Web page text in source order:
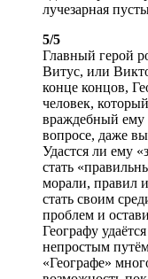
лучезарная
5/5
Главный герой
Витус, или
конце концов,
человек,
враждебный ему
вопросе, даже
Удастся ли ему
стать
морали, правил
стать своим
проблем и
Географу
непростым
«Географе»